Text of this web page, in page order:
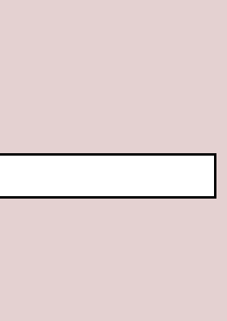
voit selata niitä